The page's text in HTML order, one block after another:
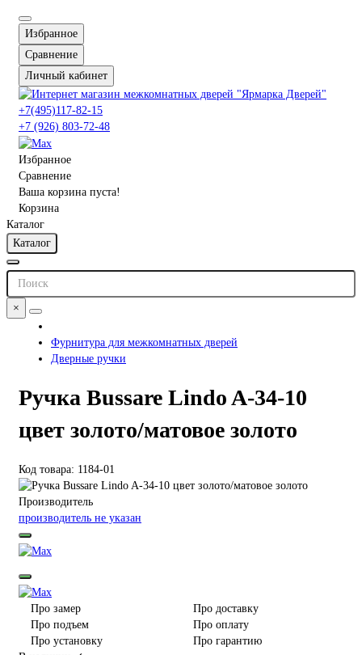
Избранное
Сравнение
Личный кабинет
+7(495)117-82-15
+7 (926) 803-72-48
Избранное
Сравнение
Ваша корзина пуста!
Корзина
Каталог
Каталог
×
Фурнитура для межкомнатных дверей
Дверные ручки
Ручка Bussare Lindo A-34-10
цвет золото/матовое золото
Код товара: 1184-01
Производитель
производитель не указан
Про замер
Про доставку
Про подъем
Про оплату
Про установку
Про гарантию